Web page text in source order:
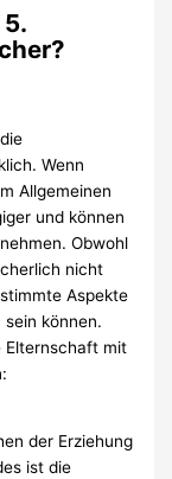
Wenn
Allgemeinen
und können
Obwohl
nicht
Aspekte
können.
Elternschaft mit
der Erziehung
ist die